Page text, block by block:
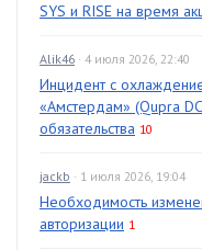
SYS и RISE на время
Alik46 · 4 июля 2026, 22:40
Инцидент с
«Амстердам» (Qupra
обязательства 10
jackb · 1 июля 2026, 19:04
Необходимость
авторизации 1